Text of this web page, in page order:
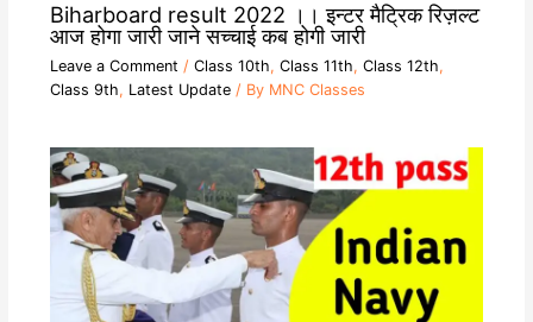
Biharboard result 2022 ।। इन्टर मैट्रिक रिज़ल्ट
आज होगा जारी जाने सच्चाई कब होगी जारी
Leave a Comment / Class 10th, Class 11th, Class 12th,
Class 9th, Latest Update/ By MNC Classes